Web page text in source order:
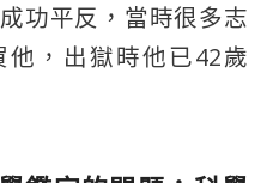
功平反，當時很多志
，出獄時他已42歲